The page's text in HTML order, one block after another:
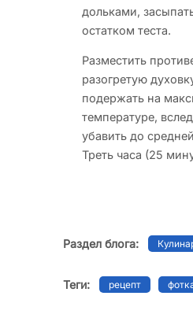
дольками,
остатком теста.
Разместить
разогретую
подержать на
температуре,
убавить до
Треть часа (25
Раздел блога:
Теги: рецепт